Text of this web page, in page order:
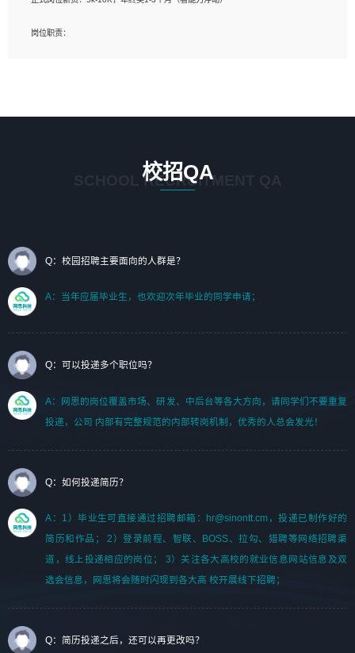
1、艺术设计类相关专业；（其中需求分析顾问不限专业）
岗位职责：
2. 熟悉 前端常用框架, 能独立完成设计给予的 UI 效果;
3. 有良好的代码习惯, 低级错误出现频率低;
7. 了解或熟悉 WebGL 及相关框架优先。
（岗位人员专职于行业应用解决方案、项目申报方案、投标方案的策划编写）
校招QA
SCHOOL RECRUITMENT QA
Q：校园招聘主要面向的人群是？
A：当年应届毕业生，也欢迎次年毕业的同学申请；
Q：可以投递多个职位吗？
A：网思的岗位覆盖市场、研发、中后台等各大方向，请同学们不要重复
投递，公司 内部有完整规范的内部转岗机制，优秀的人总会发光！
Q：如何投递简历？
A：1）毕业生可直接通过招聘邮箱：hr@sinontt.cm，投递已制作好的
简历和作品； 2）登录前程、智联、BOSS、拉勾、猎聘等网络招聘渠
道，线上投递相应的岗位； 3）关注各大高校的就业信息网站信息及双
选会信息，网思将会随时闪现到各大高 校开展线下招聘；
Q：简历投递之后，还可以再更改吗？